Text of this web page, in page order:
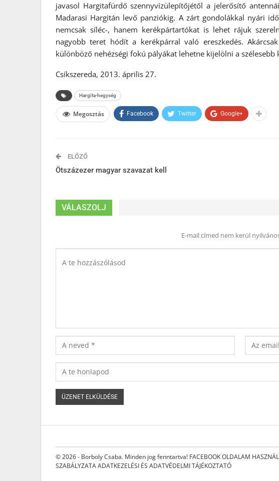
javasol Hargitafürdő szennyvízülepítőjétől a jelerősítő
Madarasi Hargitán levő panziókig. A zárt gondolákkal nyári
nemcsak síléc-, hanem kerékpártartókat is lehet rájuk
nagyobb teret hódít a kerékpárral való ereszkedés.
különböző nehézségi fokú pályákat lehetne kijelölni a szélesebb
Csíkszereda, 2013. április 27.
Hargita-hegység
Megosztás Facebook Twitter Google+
ELŐZŐ
Ötszázezer magyar szavazat kell
VÁLASZOLJ
E-mail címed nem kerül
© 2026 - Borboly Csaba. Minden jog fenntartva! FACEBOOK OLDALAM
SZABÁLYZATAADATKEZELÉSI ÉS ADATVÉDELMI TÁJÉKOZTATÓ